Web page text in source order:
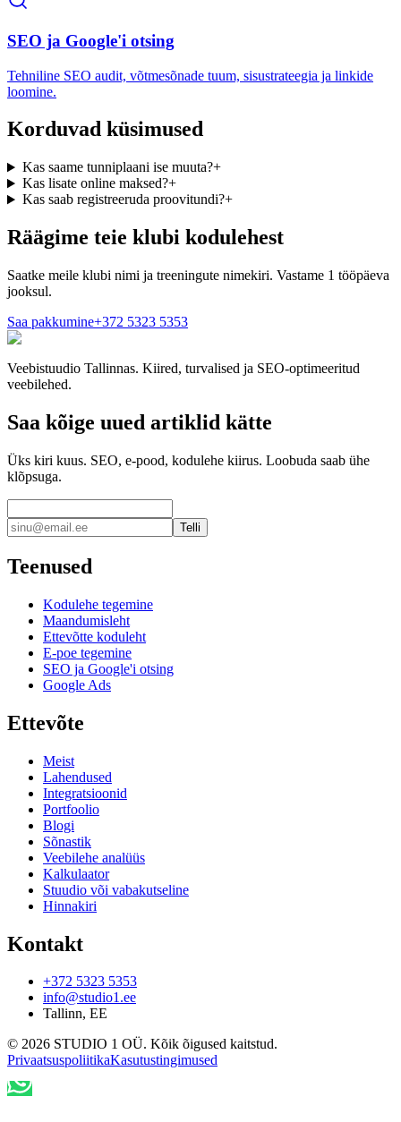
SEO ja Google'i otsing
Tehniline SEO audit, võtmesõnade tuum, sisustrateegia ja linkide
loomine.
Korduvad küsimused
Kas saame tunniplaani ise muuta?+
Kas lisate online maksed?+
Kas saab registreeruda proovitundi?+
Räägime teie klubi kodulehest
Saatke meile klubi nimi ja treeningute nimekiri. Vastame 1 tööpäeva
jooksul.
Saa pakkumine+372 5323 5353
Veebistuudio Tallinnas. Kiired, turvalised ja SEO-optimeeritud
veebilehed.
Saa kõige uued artiklid kätte
Üks kiri kuus. SEO, e-pood, kodulehe kiirus. Loobuda saab ühe
klõpsuga.
Telli
Teenused
Kodulehe tegemine
Maandumisleht
Ettevõtte koduleht
E-poe tegemine
SEO ja Google'i otsing
Google Ads
Ettevõte
Meist
Lahendused
Integratsioonid
Portfoolio
Blogi
Sõnastik
Veebilehe analüüs
Kalkulaator
Stuudio või vabakutseline
Hinnakiri
Kontakt
+372 5323 5353
info@studio1.ee
Tallinn, EE
© 2026 STUDIO 1 OÜ. Kõik õigused kaitstud.
PrivaatsuspoliitikaKasutustingimused